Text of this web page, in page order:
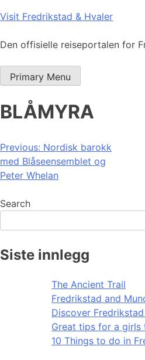
Skip
content
Visit Fredrikstad & Hvaler
Den offisielle reiseportalen for
Primary Menu
BLÅMYRA
Post
navigation
Previous: Nordisk barokk
med Blåseensemblet og
Peter Whelan
Search
Siste innlegg
The Ancient Trail
Fredrikstad and
Discover
Great tips for a girls
10 Things to do in